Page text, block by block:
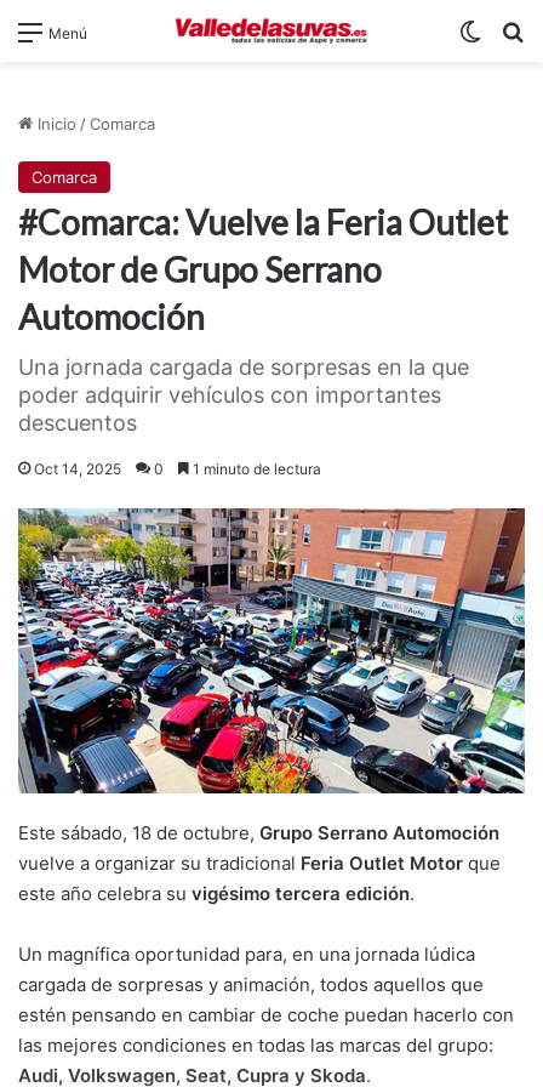
Menú
Inicio /Comarca
Comarca
#Comarca: Vuelve la Feria Outlet
Motor de Grupo Serrano
Automoción
Una jornada cargada de sorpresas en la que
poder adquirir vehículos con importantes
descuentos
Oct 14, 2025 0 1 minuto de lectura
Este sábado, 18 de octubre, Grupo Serrano Automoción
vuelve a organizar su tradicional Feria Outlet Motor que
este año celebra su vigésimo tercera edición.
Un magnífica oportunidad para, en una jornada lúdica
cargada de sorpresas y animación, todos aquellos que
estén pensando en cambiar de coche puedan hacerlo con
las mejores condiciones en todas las marcas del grupo:
Audi, Volkswagen, Seat, Cupra y Skoda.